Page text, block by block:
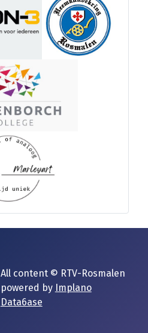
All content © RTV-Rosmalen
powered by Implano
Data6ase